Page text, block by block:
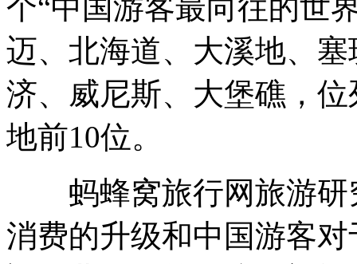
个“中国游客最向往的世
迈、北海道、大溪地、
济、威尼斯、大堡礁，
地前10位。
蚂蜂窝旅行网旅游研
消费的升级和中国游客